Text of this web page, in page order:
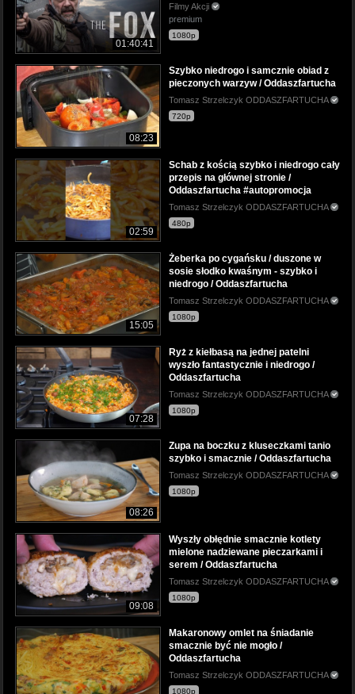
01:40:41
Filmy Akcji
premium
1080p
08:23
Szybko niedrogo i samcznie obiad z
pieczonych warzyw / Oddaszfartucha
Tomasz Strzelczyk ODDASZFARTUCHA
720p
02:59
Schab z kością szybko i niedrogo cały
przepis na głównej stronie /
Oddaszfartucha #autopromocja
Tomasz Strzelczyk ODDASZFARTUCHA
480p
15:05
Żeberka po cygańsku / duszone w
sosie słodko kwaśnym - szybko i
niedrogo / Oddaszfartucha
Tomasz Strzelczyk ODDASZFARTUCHA
1080p
07:28
Ryż z kiełbasą na jednej patelni
wyszło fantastycznie i niedrogo /
Oddaszfartucha
Tomasz Strzelczyk ODDASZFARTUCHA
1080p
08:26
Zupa na boczku z kluseczkami tanio
szybko i smacznie / Oddaszfartucha
Tomasz Strzelczyk ODDASZFARTUCHA
1080p
09:08
Wyszły obłędnie smacznie kotlety
mielone nadziewane pieczarkami i
serem / Oddaszfartucha
Tomasz Strzelczyk ODDASZFARTUCHA
1080p
Makaronowy omlet na śniadanie
smacznie być nie mogło /
Oddaszfartucha
Tomasz Strzelczyk ODDASZFARTUCHA
1080p